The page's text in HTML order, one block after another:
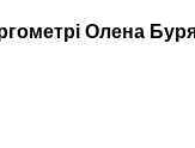
Олена